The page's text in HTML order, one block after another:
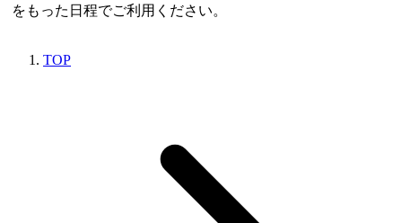
をもった日程でご利用ください。
TOP